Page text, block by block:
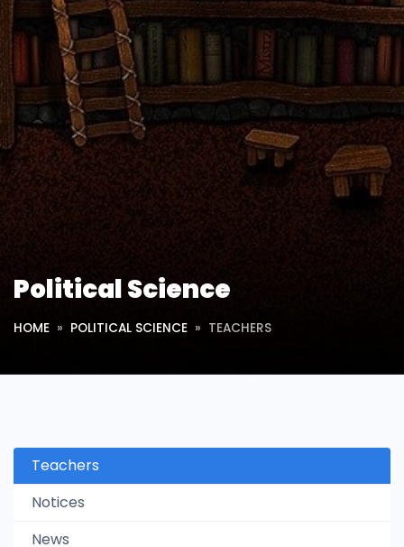
Political Science
HOME POLITICAL SCIENCE TEACHERS
Teachers
Notices
News